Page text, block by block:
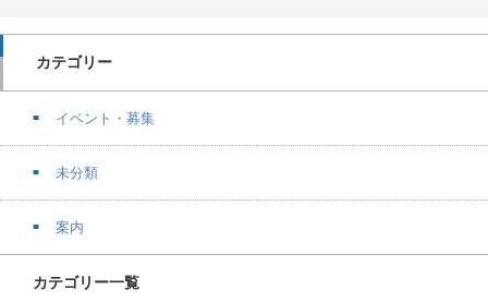
カテゴリー
イベント・募集
未分類
案内
カテゴリー一覧